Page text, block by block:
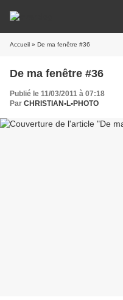
Accueil » De ma fenêtre #36
De ma fenêtre #36
Publié le 11/03/2011 à 07:18
Par CHRISTIAN•L•PHOTO